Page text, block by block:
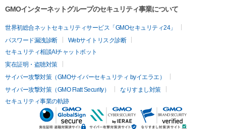
GMOインターネットグループのセキュリティ事業について
世界初総合ネットセキュリティサービス「GMOセキュリティ24」
パスワード漏洩診断
Webサイトリスク診断
セキュリティ相談AIチャットボット
実在証明・盗聴対策
サイバー攻撃対策（GMOサイバーセキュリティ byイエラエ）
サイバー攻撃対策（GMO Flatt Security）
なりすまし対策
セキュリティ事業の軌跡